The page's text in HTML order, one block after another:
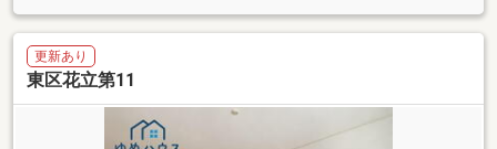
更新あり
東区花立第11